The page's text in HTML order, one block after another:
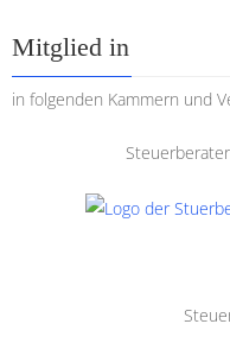
Mitglied in
in folgenden Kammern und